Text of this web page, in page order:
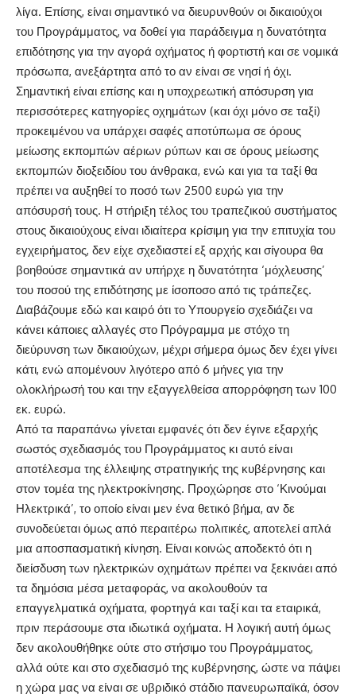
λίγα. Επίσης, είναι σημαντικό να διευρυνθούν οι δικαιούχοι
του Προγράμματος, να δοθεί για παράδειγμα η δυνατότητα
επιδότησης για την αγορά οχήματος ή φορτιστή και σε νομικά
πρόσωπα, ανεξάρτητα από το αν είναι σε νησί ή όχι.
Σημαντική είναι επίσης και η υποχρεωτική απόσυρση για
περισσότερες κατηγορίες οχημάτων (και όχι μόνο σε ταξί)
προκειμένου να υπάρχει σαφές αποτύπωμα σε όρους
μείωσης εκπομπών αέριων ρύπων και σε όρους μείωσης
εκπομπών διοξειδίου του άνθρακα, ενώ και για τα ταξί θα
πρέπει να αυξηθεί το ποσό των 2500 ευρώ για την
απόσυρσή τους. Η στήριξη τέλος του τραπεζικού συστήματος
στους δικαιούχους είναι ιδιαίτερα κρίσιμη για την επιτυχία του
εγχειρήματος, δεν είχε σχεδιαστεί εξ αρχής και σίγουρα θα
βοηθούσε σημαντικά αν υπήρχε η δυνατότητα ‘μόχλευσης’
του ποσού της επιδότησης με ίσοποσο από τις τράπεζες.
Διαβάζουμε εδώ και καιρό ότι το Υπουργείο σχεδιάζει να
κάνει κάποιες αλλαγές στο Πρόγραμμα με στόχο τη
διεύρυνση των δικαιούχων, μέχρι σήμερα όμως δεν έχει γίνει
κάτι, ενώ απομένουν λιγότερο από 6 μήνες για την
ολοκλήρωσή του και την εξαγγελθείσα απορρόφηση των 100
εκ. ευρώ.
Από τα παραπάνω γίνεται εμφανές ότι δεν έγινε εξαρχής
σωστός σχεδιασμός του Προγράμματος κι αυτό είναι
αποτέλεσμα της έλλειψης στρατηγικής της κυβέρνησης και
στον τομέα της ηλεκτροκίνησης. Προχώρησε στο ‘Κινούμαι
Ηλεκτρικά’, το οποίο είναι μεν ένα θετικό βήμα, αν δε
συνοδεύεται όμως από περαιτέρω πολιτικές, αποτελεί απλά
μια αποσπασματική κίνηση. Είναι κοινώς αποδεκτό ότι η
διείσδυση των ηλεκτρικών οχημάτων πρέπει να ξεκινάει από
τα δημόσια μέσα μεταφοράς, να ακολουθούν τα
επαγγελματικά οχήματα, φορτηγά και ταξί και τα εταιρικά,
πριν περάσουμε στα ιδιωτικά οχήματα. Η λογική αυτή όμως
δεν ακολουθήθηκε ούτε στο στήσιμο του Προγράμματος,
αλλά ούτε και στο σχεδιασμό της κυβέρνησης, ώστε να πάψει
η χώρα μας να είναι σε υβριδικό στάδιο πανευρωπαϊκά, όσον